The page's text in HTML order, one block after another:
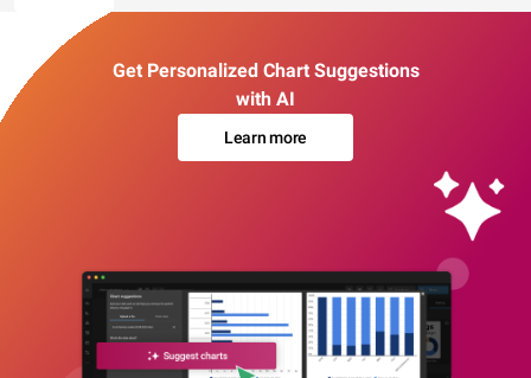
Get Personalized Chart Suggestions
with AI
Learn more